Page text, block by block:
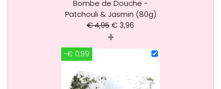
Bombe de Douche -
Patchouli & Jasmin (80g)
€4,95€ 3,96
+
-€ 0,99